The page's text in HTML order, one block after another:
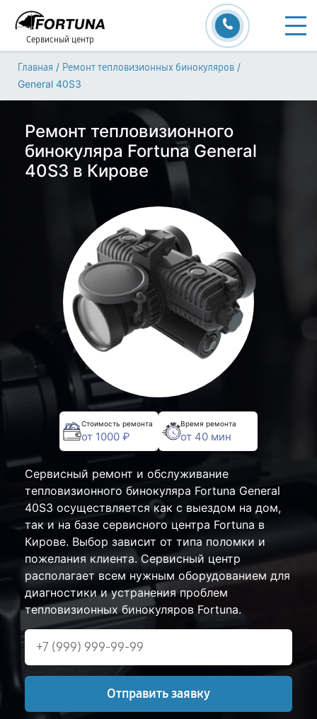
Сервисный центр
Главная / Ремонт тепловизионных бинокуляров /
General 40S3
Ремонт тепловизионного
бинокуляра Fortuna General
40S3 в Кирове
Стоимость ремонта
от 1000 ₽
Время ремонта
от 40 мин
Сервисный ремонт и обслуживание
тепловизионного бинокуляра Fortuna General
40S3 осуществляется как с выездом на дом,
так и на базе сервисного центра Fortuna в
Кирове. Выбор зависит от типа поломки и
пожелания клиента. Сервисный центр
располагает всем нужным оборудованием для
диагностики и устранения проблем
тепловизионных бинокуляров Fortuna.
Отправить заявку